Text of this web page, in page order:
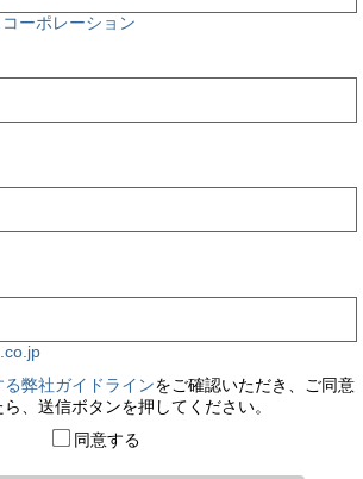
ーポレーション
弊社ガイドラインをご確認いただき、ご同意
、送信ボタンを押してください。
同意する